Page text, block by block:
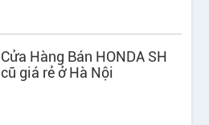
Cửa Hàng Bán HONDA SH
cũ giá rẻ ở Hà Nội